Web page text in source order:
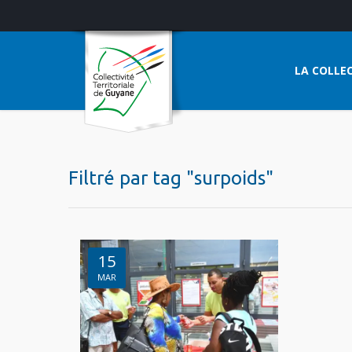
LA
Filtré par tag "surpoids"
15
MAR